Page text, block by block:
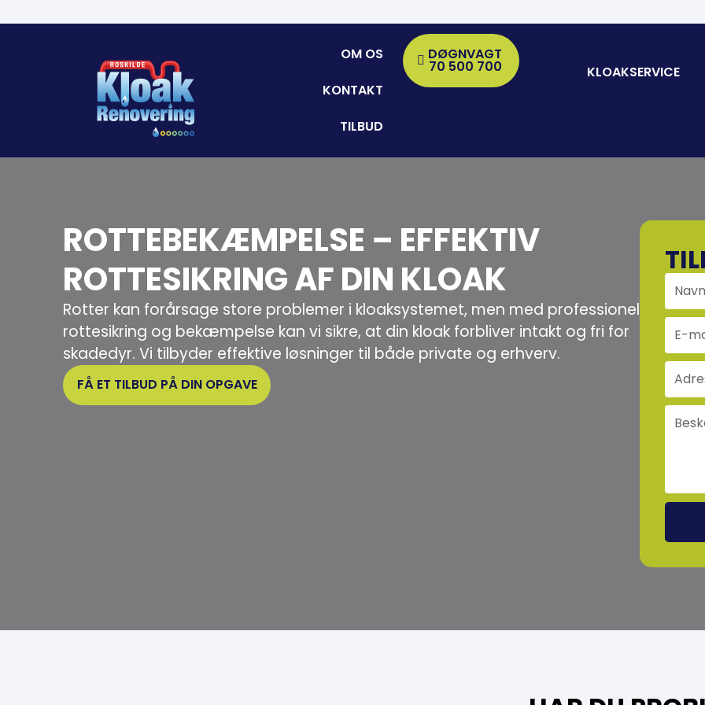
OM OS
KONTAKT
TILBUD
DØGNVAGT
70 500 700 KLOAKSERVICE
ROTTEBEKÆMPELSE – EFFEKTIV
ROTTESIKRING AF DIN KLOAK
Rotter kan forårsage store problemer i kloaksystemet, men med professionel
rottesikring og bekæmpelse kan vi sikre, at din kloak forbliver intakt og fri for
skadedyr. Vi tilbyder effektive løsninger til både private og erhverv.
FÅ ET TILBUD PÅ DIN OPGAVE